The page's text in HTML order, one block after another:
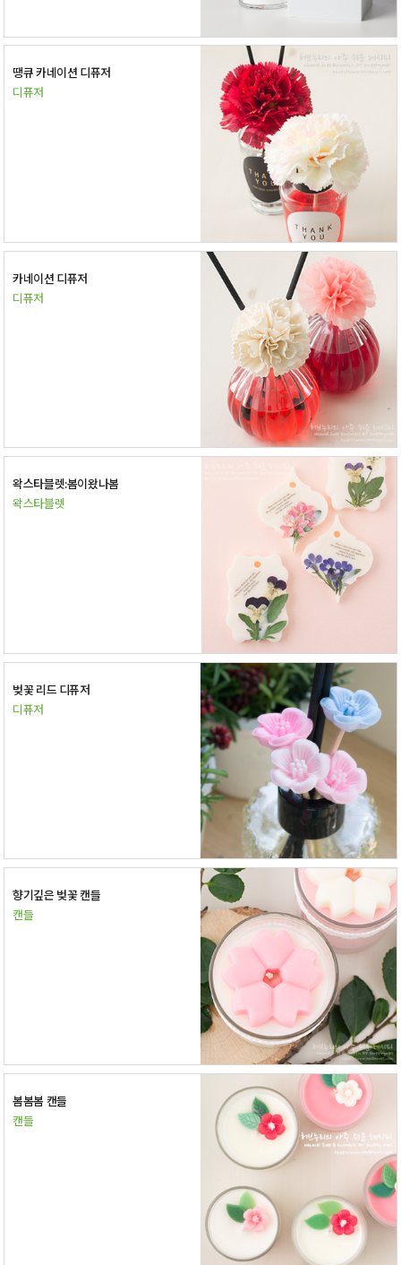
땡큐 카네이션 디퓨저
디퓨저
카네이션 디퓨저
디퓨저
왁스타블렛:봄이왔나봄
왁스타블렛
벚꽃 리드 디퓨저
디퓨저
향기깊은 벚꽃 캔들
캔들
봄봄봄 캔들
캔들